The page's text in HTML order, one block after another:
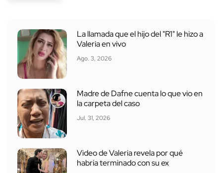
La llamada que el hijo del "R1" le hizo a
Valeria en vivo
Ago. 3, 2026
Madre de Dafne cuenta lo que vio en
la carpeta del caso
Jul. 31, 2026
Video de Valeria revela por qué
habría terminado con su ex